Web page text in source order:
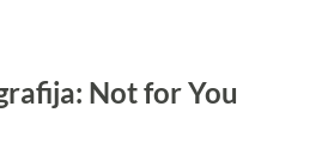
Not for You